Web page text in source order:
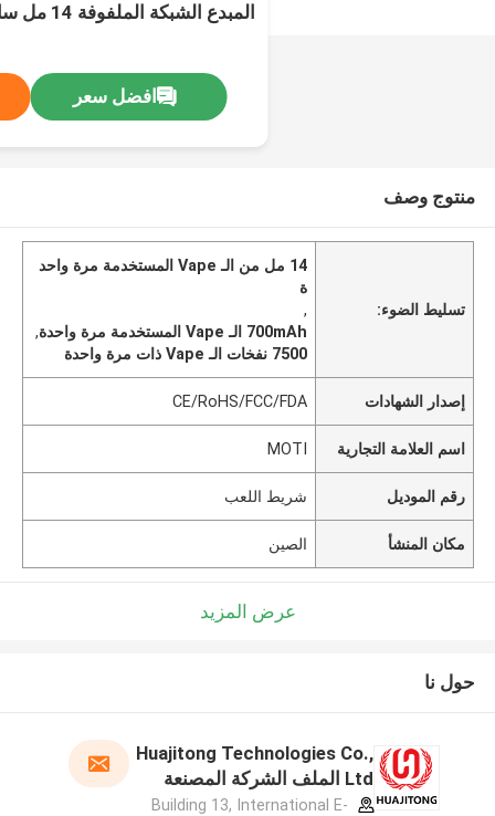
افضل سعر
منتوج وصف
تسليط الضوء:
14 مل من الـ Vape المستخدمة مرة واحد
ة
,
700mAh الـ Vape المستخدمة مرة واحدة
,
7500 نفخات الـ Vape ذات مرة واحدة
إصدار الشهادات CE/RoHS/FCC/FDA
اسم العلامة التجارية MOTI
رقم الموديل شريط اللعب
مكان المنشأ الصين
عرض المزيد
حول نا
Huajitong Technologies Co.,
Ltd الملف الشركة المصنعة
Building 13, International E-